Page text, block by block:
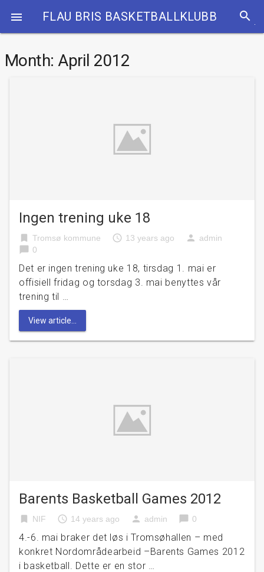
 FLAU BRIS BASKETBALLKLUBB search
Month: April 2012
Ingen trening uke 18
bookmark Tromsø kommune access_time 13 years ago person admin
chat_bubble 0
Det er ingen trening uke 18, tirsdag 1. mai er
offisiell fridag og torsdag 3. mai benyttes vår
trening til …
View article...
Barents Basketball Games 2012
bookmark NIF access_time 14 years ago person admin chat_bubble 0
4.-6. mai braker det løs i Tromsøhallen – med
konkret Nordområdearbeid –Barents Games 2012
i basketball. Dette er en stor …